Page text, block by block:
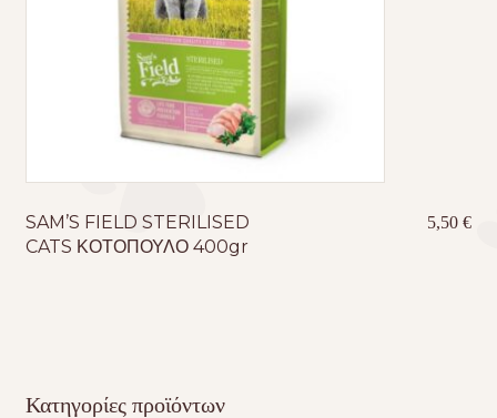
SAM’S FIELD STERILISED
CATS ΚΟΤΟΠΟΥΛΟ 400gr
5,50€
Κατηγορίες προϊόντων